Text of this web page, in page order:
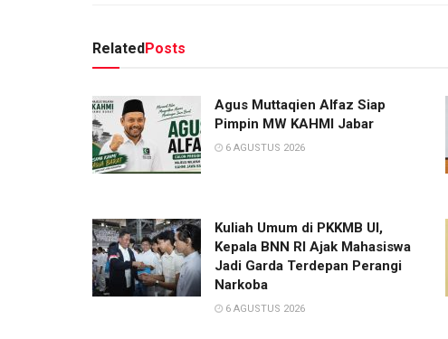
RelatedPosts
Agus Muttaqien Alfaz Siap
Pimpin MW KAHMI Jabar
6 AGUSTUS 2026
Kuliah Umum di PKKMB UI,
Kepala BNN RI Ajak Mahasiswa
Jadi Garda Terdepan Perangi
Narkoba
6 AGUSTUS 2026